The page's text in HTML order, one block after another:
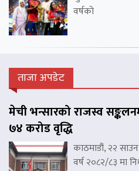
वर्षको
ताजा अपडेट
मेची भन्सारको राजस्व
७४ करोड वृद्धि
काठमाडौं, २२
वर्ष २०८२/८३ मा